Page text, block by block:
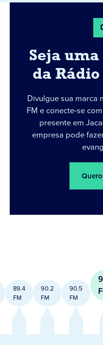
Seja
da
Divulgue sua marca
FM e conecte-se
presente em
empresa pode
89.4
FM
90.2
FM
90.5
FM